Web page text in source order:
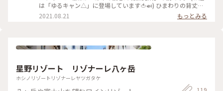
り🌻 #ことりっぷ山梨 #山梨県 #山梨 #北杜市 #明野 #ひまわり
#ヒマワリ #向日葵 #花 #サンフラワー #サンフラワーフェス #
ほくとサンフェス #イベント #富士山 #Myことりっぷ #アート
ひまわり🌻の様子を見に行ってきました😆
スは中止です。 ひまわり畑は、ウエディング用の写真撮影が出
来るように作ったようです。 なので、一般人は畑の中へは入れ
ませんでした。 2021.07 #明野 #向日葵 #山梨県 #山梨 #北杜市
は「ゆるキャン△」に登場しています🍅🍛) ひまわりの背丈も
短く、 来られていた皆さん おもいおもいで写真を撮られてい
ました😊 サンフィニティー🌻は、花が終わっても次から次へ
ことりっぷ山梨 #ひまわり #ヒマワリ #サンフィニティー #夏
2021.08.21 もっとみる
星野リゾート リゾナーレ八ヶ岳
ホシノリゾートリゾナーレヤツガタケ